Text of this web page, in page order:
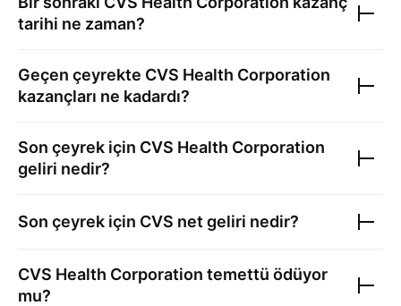
tarihi ne zaman?
Geçen çeyrekte CVS Health Corporation
kazançları ne kadardı?
Son çeyrek için CVS Health Corporation
geliri nedir?
Son çeyrek için CVS net geliri nedir?
CVS Health Corporation temettü ödüyor
mu?